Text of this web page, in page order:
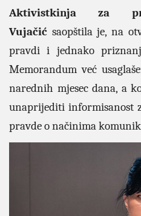
Aktivistkinja za
Vujačić saopštila je, na
pravdi i jednako
Memorandum već
narednih mjesec dana, a
unaprijediti informisanost
pravde o načinima